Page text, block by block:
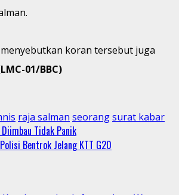
koran tersebut juga
01/BBC)
raja salman seorangsurat kabar
Tidak Panik
Bentrok Jelang KTT G20